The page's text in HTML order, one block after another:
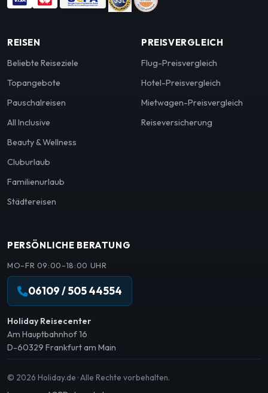
REISEN
Beliebte Reiseziele
Topangebote
Pauschalreisen
All Inclusive
Beauty & Wellness
Cluburlaub
Familienurlaub
Städtereisen
PREISVERGLEICH
Flug-Preisvergleich
Hotel-Preisvergleich
Mietwagen-Preisvergleich
Reiseversicherung
PERSÖNLICHE BERATUNG
MO–FR 09:00–18:00 UHR
06109 / 505 44554
Holiday Reisecenter
Am Hauptbahnhof 16
D-60329 Frankfurt am Main
© 2026 Holiday.de · Alle Rechte vorbehalten.